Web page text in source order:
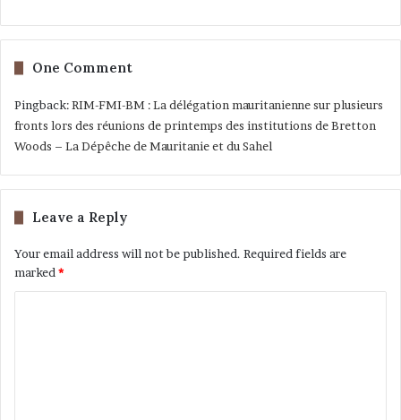
One Comment
Pingback:RIM-FMI-BM : La délégation mauritanienne sur plusieurs
fronts lors des réunions de printemps des institutions de Bretton
Woods – La Dépêche de Mauritanie et du Sahel
Leave a Reply
Your email address will not be published. Required fields are
marked*